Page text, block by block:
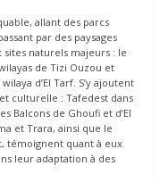
allant des parcs
par des paysages
naturels majeurs : le
de Tizi Ouzou et
d’El Tarf. S’y ajoutent
culturelle : Tafedest dans
Balcons de Ghoufi et d’El
et Trara, ainsi que le
témoignent quant à eux
leur adaptation à des